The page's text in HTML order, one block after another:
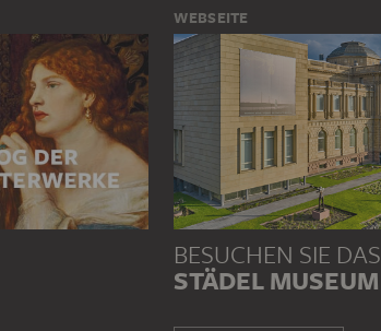
WEBSEITE
BESUCHEN SIE DAS
STÄDEL MUSEUM